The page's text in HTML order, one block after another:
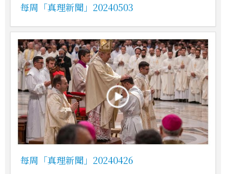
每周「真理新聞」20240503
每周「真理新聞」20240426